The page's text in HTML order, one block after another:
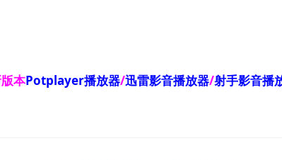
本Potplayer播放器/迅雷影音播放器/射手影音播